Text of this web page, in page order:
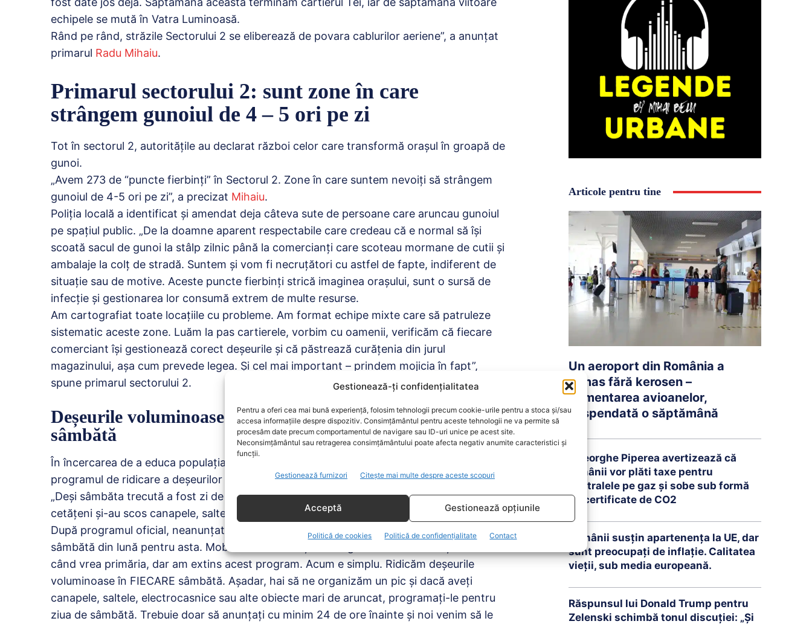
Gestionează-ți confidențialitatea
Pentru a oferi cea mai bună experiență, folosim tehnologii precum cookie-urile pentru a stoca și/sau
accesa informațiile despre dispozitiv. Consimțământul pentru aceste tehnologii ne va permite să
procesăm date precum comportamentul de navigare sau ID-uri unice pe acest site.
Neconsimțământul sau retragerea consimțământului poate afecta negativ anumite caracteristici și
funcții.
Gestionează furnizori Citește mai multe despre aceste scopuri
Acceptă Gestionează opțiunile
Politică de cookies Politică de confidențialitate Contact
echipele se mută în Vatra Luminoasă.
Rând pe rând, străzile Sectorului 2 se eliberează de povara cablurilor aeriene”, a anunțat
primarul Radu Mihaiu.
Primarul sectorului 2: sunt zone în care
strângem gunoiul de 4 – 5 ori pe zi
Tot în sectorul 2, autoritățile au declarat război celor care transformă orașul în groapă de
gunoi.
„Avem 273 de “puncte fierbinți” în Sectorul 2. Zone în care suntem nevoiți să strângem
gunoiul de 4-5 ori pe zi”, a precizat Mihaiu.
Poliția locală a identificat și amendat deja câteva sute de persoane care aruncau gunoiul
pe spațiul public. „De la doamne aparent respectabile care credeau că e normal să își
scoată sacul de gunoi la stâlp zilnic până la comercianți care scoteau mormane de cutii și
ambalaje la colț de stradă. Suntem și vom fi necruțători cu astfel de fapte, indiferent de
situație sau de motive. Aceste puncte fierbinți strică imaginea orașului, sunt o sursă de
infecție și gestionarea lor consumă extrem de multe resurse.
Am cartografiat toate locațiile cu probleme. Am format echipe mixte care să patruleze
sistematic aceste zone. Luăm la pas cartierele, vorbim cu oamenii, verificăm că fiecare
comerciant își gestionează corect deșeurile și că păstrează curățenia din jurul
magazinului, așa cum prevede legea. Și cel mai important – prindem mojicia în fapt”,
spune primarul sectorului 2.
Deșeurile voluminoase sunt ridicate gratuit în fiecare
sâmbătă
În încercarea de a educa populația și de a curăța sectorul 2, primăria a modificat
programul de ridicare a deșeurilor voluminoase.
„Deși sâmbăta trecută a fost zi de ridicare GRATUITĂ a deșeurilor voluminoase, zeci de
cetățeni și-au scos canapele, saltele sau alte obiecte fix după, mai precis luni și marți.
După programul oficial, neanunțat și ilegal. Înțeleg că era dificil să fie așteptată ultima
sâmbătă din lună pentru asta. Mobila veche o scoți mai degrabă când vrea soția decât
când vrea primăria, dar am extins acest program. Acum e simplu. Ridicăm deșeurile
voluminoase în FIECARE sâmbătă. Așadar, hai să ne organizăm un pic și dacă aveți
canapele, saltele, electrocasnice sau alte obiecte mari de aruncat, programați-le pentru
ziua de sâmbătă. Trebuie doar să anunțați cu minim 24 de ore înainte și noi venim să le
Articole pentru tine
Un aeroport din România a
rămas fără kerosen –
Alimentarea avioanelor,
suspendată o săptămână
Gheorghe Piperea avertizează că
românii vor plăti taxe pentru
centralele pe gaz și sobe sub formă
de certificate de CO2
Românii susțin apartenența la UE, dar
sunt preocupați de inflație. Calitatea
vieții, sub media europeană.
Răspunsul lui Donald Trump pentru
Zelenski schimbă tonul discuției: „Și